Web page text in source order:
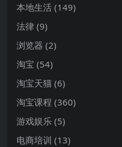
本地生活 (149)
法律 (9)
浏览器 (2)
淘宝 (54)
淘宝天猫 (6)
淘宝课程 (360)
游戏娱乐 (5)
电商培训 (13)